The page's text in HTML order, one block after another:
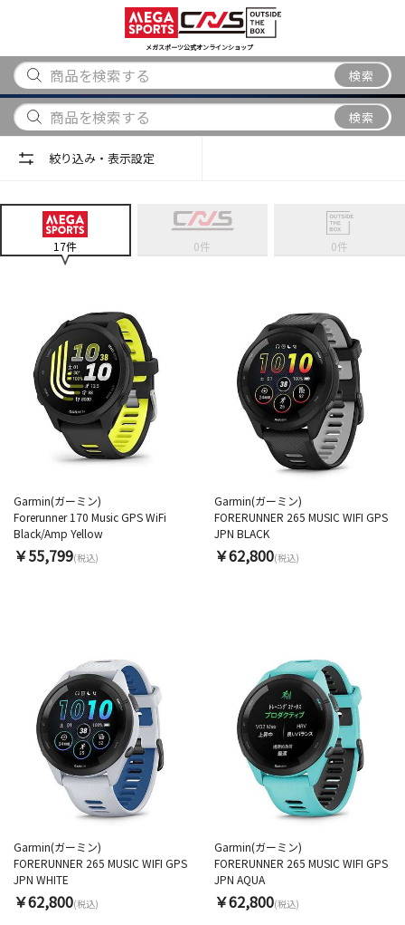
メガスポーツ公式オンラインショップ
検索
アウトドア
から探す
ブランド
から探す
検索
絞り込み・表示設定
17件 0件 0件
Garmin(ガーミン)
Forerunner 170 Music GPS WiFi
Black/Amp Yellow
￥55,799(税込)
Garmin(ガーミン)
FORERUNNER 265 MUSIC WIFI GPS
JPN BLACK
￥62,800(税込)
Garmin(ガーミン)
FORERUNNER 265 MUSIC WIFI GPS
JPN WHITE
￥62,800(税込)
Garmin(ガーミン)
FORERUNNER 265 MUSIC WIFI GPS
JPN AQUA
￥62,800(税込)